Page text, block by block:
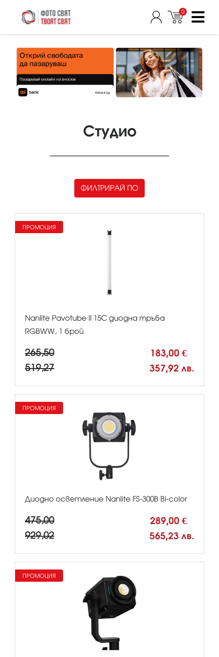
0
Студио
ФИЛТРИРАЙ ПО
Nanlite Pavotube II 15C диодна тръба
RGBWW, 1 брой
265,50 183,00 €
519,27 357,92 лв.
ПРОМОЦИЯ
Диодно осветление Nanlite FS-300B Bi-color
475,00 289,00 €
929,02 565,23 лв.
ПРОМОЦИЯ
ПРОМОЦИЯ